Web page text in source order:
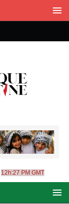
12h:27 PM GMT